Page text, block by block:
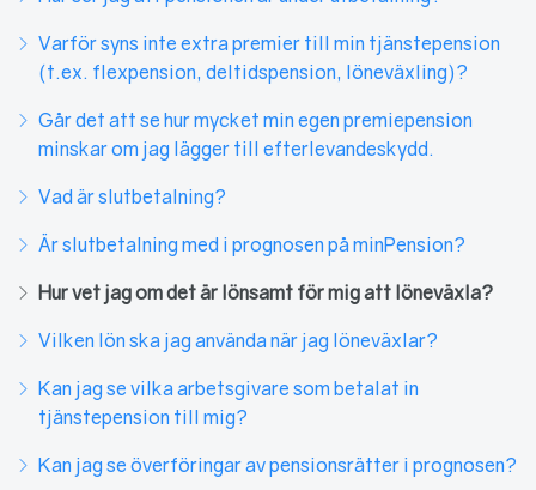
Varför syns inte extra premier till min tjänstepension
(t.ex. flexpension, deltidspension, löneväxling)?
Går det att se hur mycket min egen premiepension
minskar om jag lägger till efterlevandeskydd.
Vad är slutbetalning?
Är slutbetalning med i prognosen på minPension?
Hur vet jag om det är lönsamt för mig att löneväxla?
Vilken lön ska jag använda när jag löneväxlar?
Kan jag se vilka arbetsgivare som betalat in
tjänstepension till mig?
Kan jag se överföringar av pensionsrätter i prognosen?